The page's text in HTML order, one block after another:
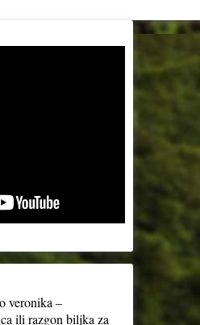
veronika –
ili razgon biljka za